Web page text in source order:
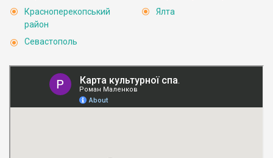
Красноперекопський
район
Севастополь
Ялта